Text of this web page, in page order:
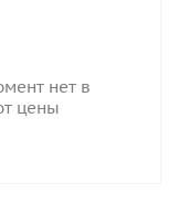
нет в
цены